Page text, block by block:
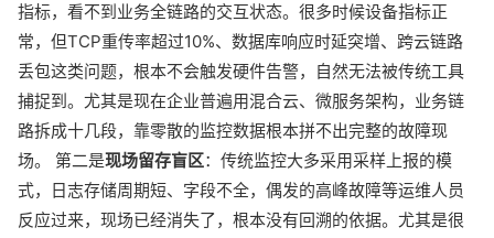
指标，看不到业务全链路的交互状态。很多时候设备指标正
常，但TCP重传率超过10%、数据库响应时延突增、跨云链路
丢包这类问题，根本不会触发硬件告警，自然无法被传统工具
捕捉到。尤其是现在企业普遍用混合云、微服务架构，业务链
路拆成十几段，靠零散的监控数据根本拼不出完整的故障现
场。 第二是现场留存盲区：传统监控大多采用采样上报的模
式，日志存储周期短、字段不全，偶发的高峰故障等运维人员
反应过来，现场已经消失了，根本没有回溯的依据。尤其是很